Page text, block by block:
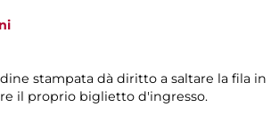
stampata dà diritto a saltare la fila in
il proprio biglietto d'ingresso.